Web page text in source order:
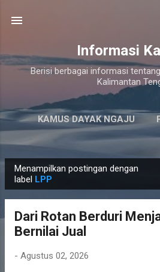
Informasi
Berisi berbagai informasi
Kalimantan
KAMUS DAYAK NGAJU
LAINNYA…
o
Menampilkan postingan dengan
label LPP
Dari Rotan Berduri
Bernilai Jual
- Agustus 02, 2026